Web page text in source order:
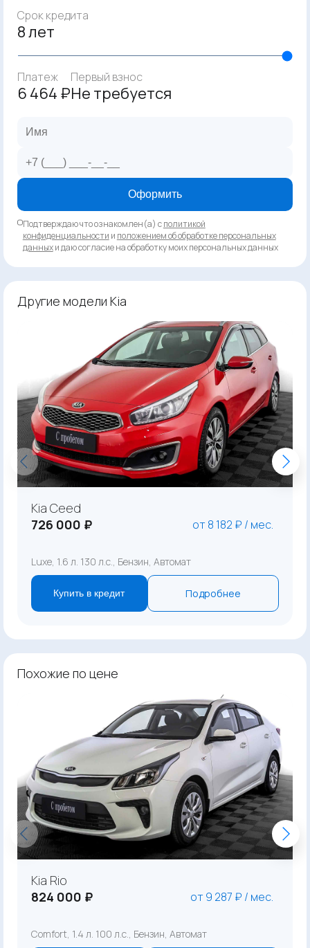
Срок кредита
8 лет
Платеж
6 464 ₽
Первый взнос
Не требуется
Оформить
Подтверждаю что ознакомлен(а) сполитикой
конфиденциальности и положением об обработке персональных
данныхи даю согласие на обработку моих персональных данных
Другие модели Kia
Kia Ceed
726 000 ₽
от 8 182 ₽ / мес.
Luxe, 1.6 л. 130 л.с., Бензин, Автомат
Купить в кредит Подробнее
Похожие по цене
Kia Rio
824 000 ₽
от 9 287 ₽ / мес.
Comfort, 1.4 л. 100 л.с., Бензин, Автомат